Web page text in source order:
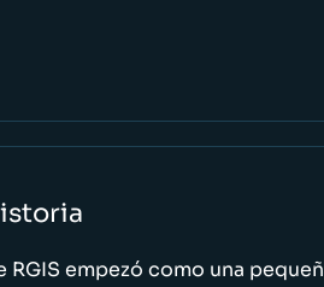
RGIS empezó como una